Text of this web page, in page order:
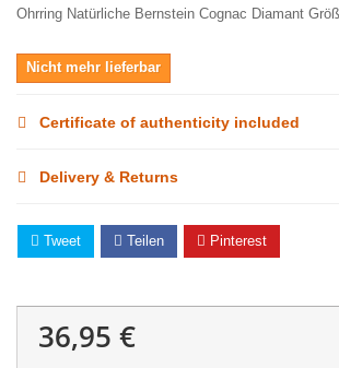
Ohrring Natürliche Bernstein Cognac Diamant
Nicht mehr lieferbar
Certificate of authenticity included
Delivery & Returns
Tweet Teilen Pinterest
36,95 €